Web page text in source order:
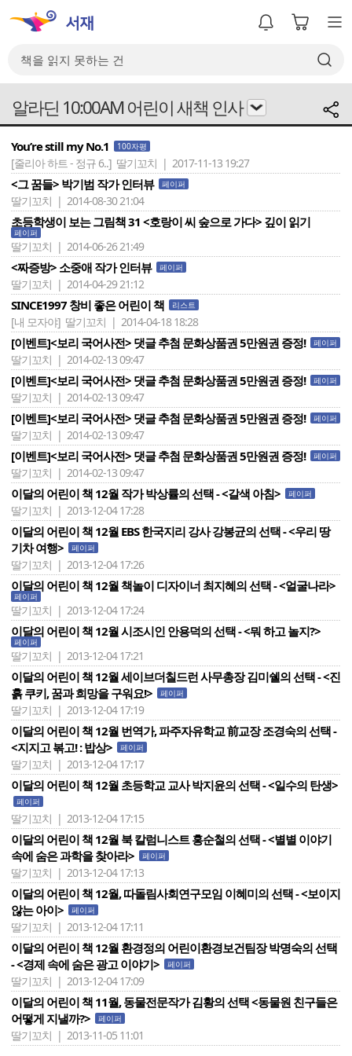
알라딘 10:00AM 어린이 새책 인사
You’re still my No.1 100자평
[줄리아 하트 - 정규 6..] 딸기꼬치 | 2017-11-13 19:27
<그 꿈들> 박기범 작가 인터뷰 페이퍼
딸기꼬치 | 2014-08-30 21:04
초등학생이 보는 그림책 31 <호랑이 씨 숲으로 가다> 깊이 읽기
페이퍼
딸기꼬치 | 2014-06-26 21:49
<짜증방> 소중애 작가 인터뷰 페이퍼
딸기꼬치 | 2014-04-29 21:12
SINCE1997 창비 좋은 어린이 책 리스트
[내 모자야] 딸기꼬치 | 2014-04-18 18:28
[이벤트]<보리 국어사전> 댓글 추첨 문화상품권 5만원권 증정! 페이퍼
딸기꼬치 | 2014-02-13 09:47
[이벤트]<보리 국어사전> 댓글 추첨 문화상품권 5만원권 증정! 페이퍼
딸기꼬치 | 2014-02-13 09:47
[이벤트]<보리 국어사전> 댓글 추첨 문화상품권 5만원권 증정! 페이퍼
딸기꼬치 | 2014-02-13 09:47
[이벤트]<보리 국어사전> 댓글 추첨 문화상품권 5만원권 증정! 페이퍼
딸기꼬치 | 2014-02-13 09:47
이달의 어린이 책 12월 작가 박상률의 선택 - <갈색 아침> 페이퍼
딸기꼬치 | 2013-12-04 17:28
이달의 어린이 책 12월 EBS 한국지리 강사 강봉균의 선택 - <우리 땅
기차 여행>
페이퍼
딸기꼬치 | 2013-12-04 17:26
이달의 어린이 책 12월 책놀이 디자이너 최지혜의 선택 - <얼굴나라>
페이퍼
딸기꼬치 | 2013-12-04 17:24
이달의 어린이 책 12월 시조시인 안용덕의 선택 - <뭐 하고 놀지?>
페이퍼
딸기꼬치 | 2013-12-04 17:21
이달의 어린이 책 12월 세이브더칠드런 사무총장 김미쉘의 선택 - <진
흙 쿠키, 꿈과 희망을 구워요!>
페이퍼
딸기꼬치 | 2013-12-04 17:19
이달의 어린이 책 12월 번역가, 파주자유학교 前교장 조경숙의 선택 -
<지지고 볶고! : 밥상>
페이퍼
딸기꼬치 | 2013-12-04 17:17
이달의 어린이 책 12월 초등학교 교사 박지윤의 선택 - <일수의 탄생>
페이퍼
딸기꼬치 | 2013-12-04 17:15
이달의 어린이 책 12월 북 칼럼니스트 홍순철의 선택 - <별별 이야기
속에 숨은 과학을 찾아라>
페이퍼
딸기꼬치 | 2013-12-04 17:13
이달의 어린이 책 12월, 따돌림사회연구모임 이혜미의 선택 - <보이지
않는 아이>
페이퍼
딸기꼬치 | 2013-12-04 17:11
이달의 어린이 책 12월 환경정의 어린이환경보건팀장 박명숙의 선택
- <경제 속에 숨은 광고 이야기>
페이퍼
딸기꼬치 | 2013-12-04 17:09
이달의 어린이 책 11월, 동물전문작가 김황의 선택 <동물원 친구들은
어떻게 지낼까?>
페이퍼
딸기꼬치 | 2013-11-05 11:01